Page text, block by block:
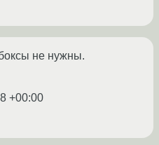
не нужны.
+00:00